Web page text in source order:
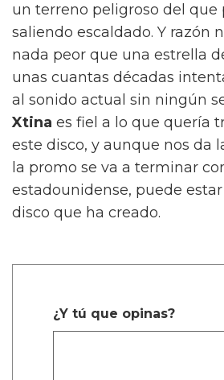
un terreno peligroso del que
saliendo escaldado. Y razón
nada peor que una estrella
unas cuantas décadas
al sonido actual sin ningún
Xtina es fiel a lo que quería
este disco, y aunque nos da
la promo se va a terminar
estadounidense, puede
disco que ha creado.
¿Y tú que opinas?